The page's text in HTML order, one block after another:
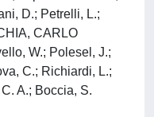
D.; Petrelli, L.;
CARLO
W.; Polesel, J.;
C.; Richiardi, L.;
A.; Boccia, S.